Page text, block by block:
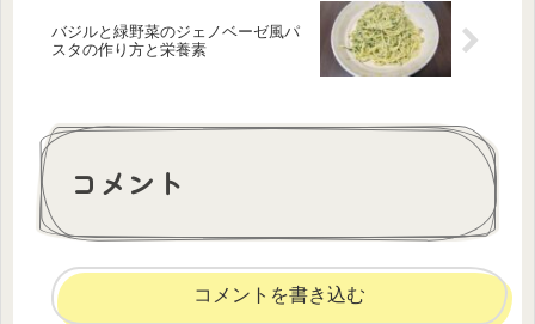
バジルと緑野菜のジェノベーゼ風パ
スタの作り方と栄養素
コメント
コメントを書き込む